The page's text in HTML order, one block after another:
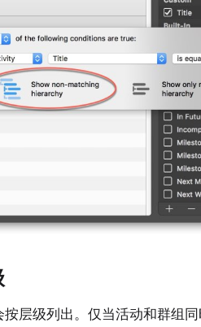
层级列出。仅当活动和群组